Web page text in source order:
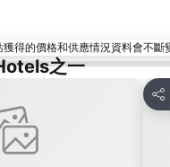
得的價格和供應情況資料會不
之一
分享